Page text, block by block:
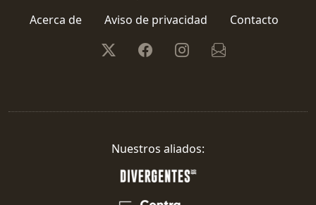
Acerca de Aviso de privacidad Contacto
Nuestros aliados: